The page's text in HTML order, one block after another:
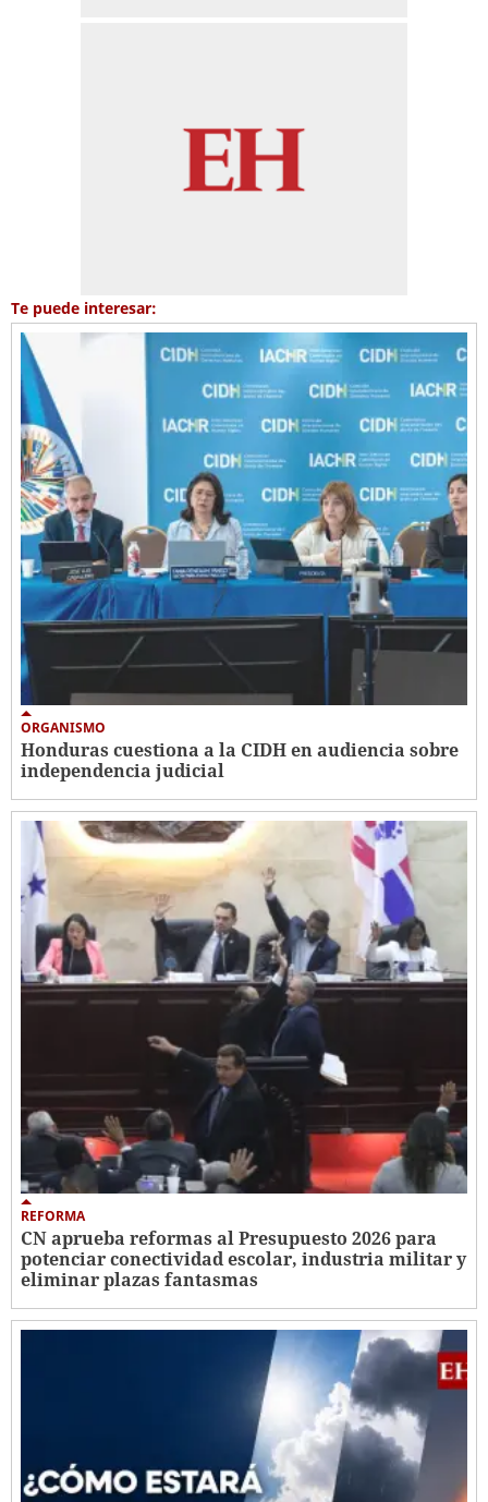
Te puede interesar:
ORGANISMO
Honduras cuestiona a la CIDH en audiencia sobre
independencia judicial
REFORMA
CN aprueba reformas al Presupuesto 2026 para
potenciar conectividad escolar, industria militar y
eliminar plazas fantasmas